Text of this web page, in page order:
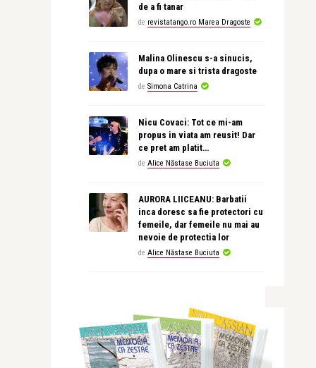
de a fi tanar
de revistatango.ro Marea Dragoste
Malina Olinescu s-a sinucis,
dupa o mare si trista dragoste
de Simona Catrina
Nicu Covaci: Tot ce mi-am
propus in viata am reusit! Dar
ce pret am platit…
de Alice Năstase Buciuta
AURORA LIICEANU: Barbatii
inca doresc sa fie protectori cu
femeile, dar femeile nu mai au
nevoie de protectia lor
de Alice Năstase Buciuta